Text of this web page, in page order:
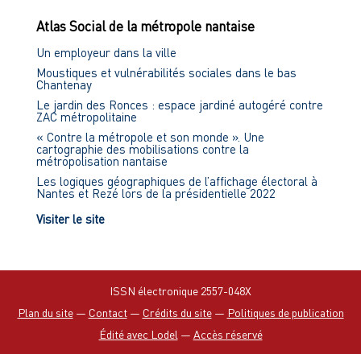
Atlas Social de la métropole nantaise
Un employeur dans la ville
Moustiques et vulnérabilités sociales dans le bas
Chantenay
Le jardin des Ronces : espace jardiné autogéré contre
ZAC métropolitaine
« Contre la métropole et son monde ». Une
cartographie des mobilisations contre la
métropolisation nantaise
Les logiques géographiques de l’affichage électoral à
Nantes et Rezé lors de la présidentielle 2022
Visiter le site
ISSN électronique 2557-048X
Plan du site— Contact— Crédits du site— Politiques de publication
Édité avec Lodel — Accès réservé